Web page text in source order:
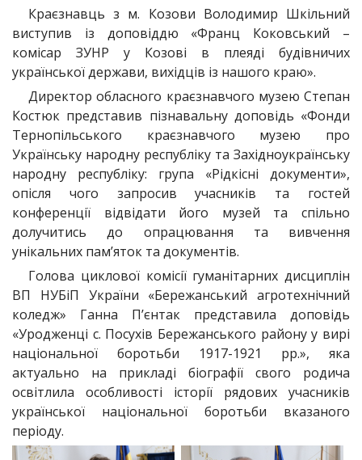
Краєзнавць з м. Козови Володимир Шкільний
виступив із доповіддю «Франц Коковський –
комісар ЗУНР у Козові в плеяді будівничих
української держави, вихідців із нашого краю».
Директор обласного краєзнавчого музею Степан
Костюк представив пізнавальну доповідь «Фонди
Тернопільського краєзнавчого музею про
Українську народну республіку та Західноукраїнську
народну республіку: група «Рідкісні документи»,
опісля чого запросив учасників та гостей
конференції відвідати його музей та спільно
долучитись до опрацювання та вивчення
унікальних пам’яток та документів.
Голова циклової комісії гуманітарних дисциплін
ВП НУБіП України «Бережанський агротехнічний
коледж» Ганна П’єнтак представила доповідь
«Уродженці с. Посухів Бережанського району у вирі
національної боротьби 1917-1921 рр.», яка
актуально на прикладі біографії свого родича
освітлила особливості історії рядових учасників
української національної боротьби вказаного
періоду.